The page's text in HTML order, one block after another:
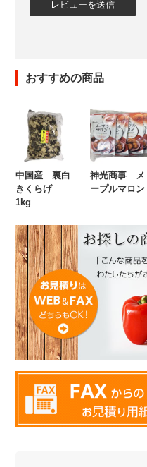
おすすめの商品
中国産 裏白
きくらげ
1kg
神光商事 メ
ープルマロン